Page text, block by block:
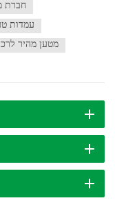
חברת
עמדות
מטען מהיר